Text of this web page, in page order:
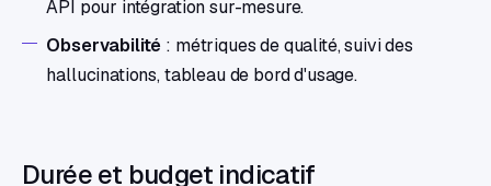
API pour intégration sur-mesure.
Observabilité : métriques de qualité, suivi des
hallucinations, tableau de bord d'usage.
Durée et budget indicatif